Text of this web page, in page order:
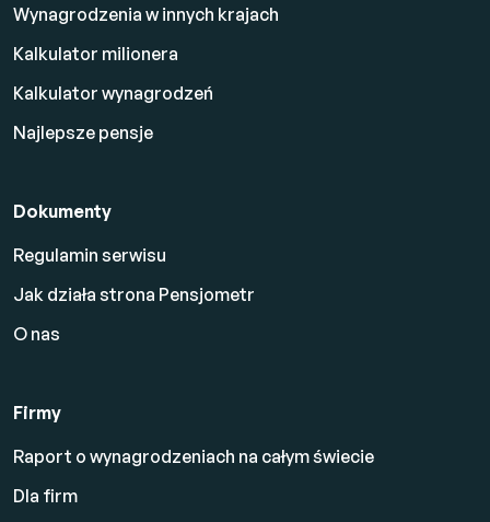
Wynagrodzenia w innych krajach
Kalkulator milionera
Kalkulator wynagrodzeń
Najlepsze pensje
Dokumenty
Regulamin serwisu
Jak działa strona Pensjometr
O nas
Firmy
Raport o wynagrodzeniach na całym świecie
Dla firm